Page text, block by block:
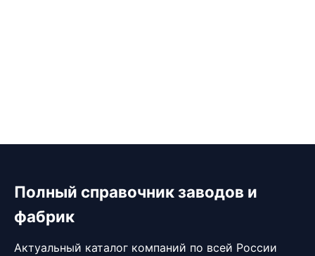
Полный справочник заводов и
фабрик
Актуальный каталог компаний по всей России